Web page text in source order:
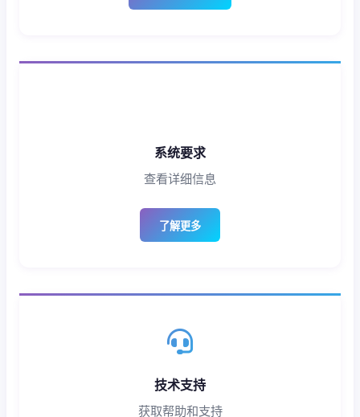
系统要求
查看详细信息
了解更多
技术支持
获取帮助和支持